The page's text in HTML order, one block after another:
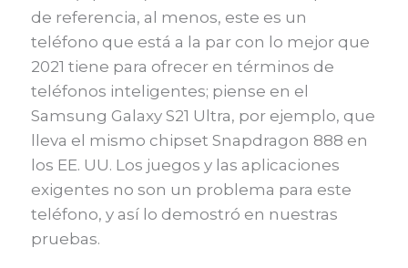
de referencia, al menos, este es un
teléfono que está a la par con lo mejor que
2021 tiene para ofrecer en términos de
teléfonos inteligentes; piense en el
Samsung Galaxy S21 Ultra, por ejemplo, que
lleva el mismo chipset Snapdragon 888 en
los EE. UU. Los juegos y las aplicaciones
exigentes no son un problema para este
teléfono, y así lo demostró en nuestras
pruebas.